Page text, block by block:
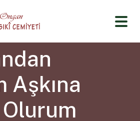
Aşkına